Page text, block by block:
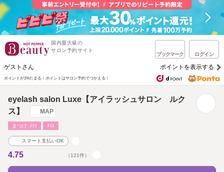
国内最大級の
サロン予約サイト
ブックマーク ログイン
ゲストさん ポイントを表示する
ポイントが1%たまる！ ポイントはサロン予約でつかえる！
eyelash salon Luxe【アイラッシュサロン ルク
ス】
MAP
まつげ･ﾒｲｸ ﾈｲﾙ
スマート支払いOK
4.75 （121件）